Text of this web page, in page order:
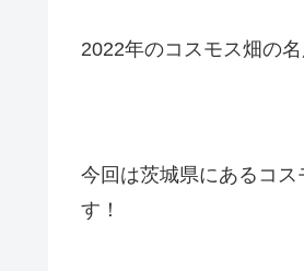
2022年のコスモス畑の
今回は茨城県にあるコ
す！